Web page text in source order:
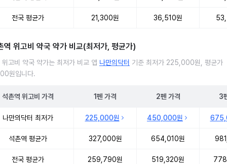
전국 평균가 21,300원 36,510원
역 위고비 약국 약가 비교(최저가, 평균가)
위고비 약국 약가는 최저가 비교 앱 나만의닥터 기준 최저가 225,000원, 평균가
원입니다.
석촌역 위고비 가격 1펜 가격 2펜 가격 3
나만의닥터 최저가 225,000원 450,000원
석촌역 평균가 327,000원 654,010원
전국 평균가 259,790원 519,320원